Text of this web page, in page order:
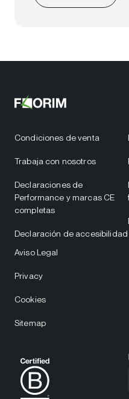
Condiciones de venta
Trabaja con nosotros
Declaraciones de
Performance y marcas CE
completas
Declaración de accesibilidad
Aviso Legal
Privacy
Cookies
Sitemap